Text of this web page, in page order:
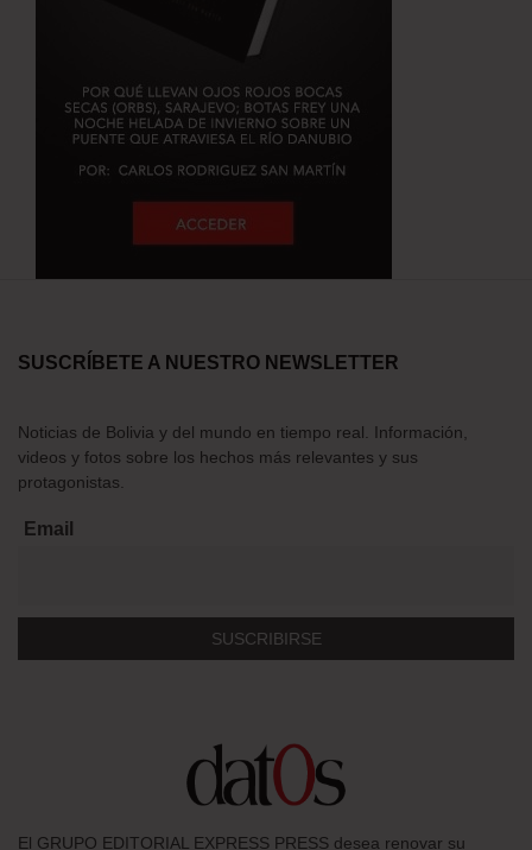
SUSCRÍBETE A NUESTRO NEWSLETTER
Noticias de Bolivia y del mundo en tiempo real. Información,
videos y fotos sobre los hechos más relevantes y sus
protagonistas.
Email
El GRUPO EDITORIAL EXPRESS PRESS desea renovar su